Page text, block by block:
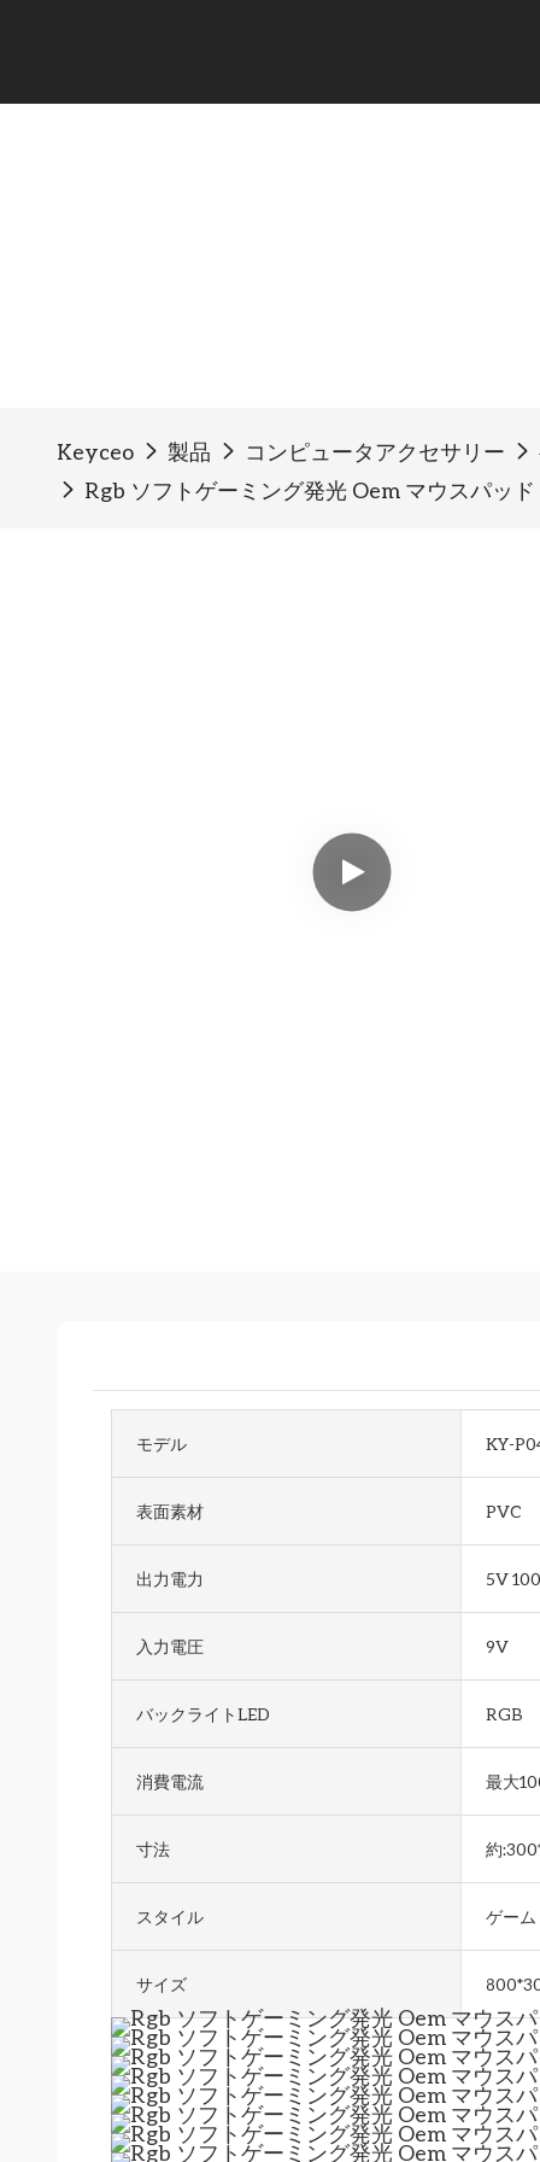
Keyceo 製品 コンピュータアクセサリー
Rgb ソフトゲーミング発光 Oem マウスパッ
モデル KY-
表面素材 PVC
出力電力 5V
入力電圧 9V
バックライトLED RGB
消費電流 最大
寸法 約
スタイル ゲーム
サイズ